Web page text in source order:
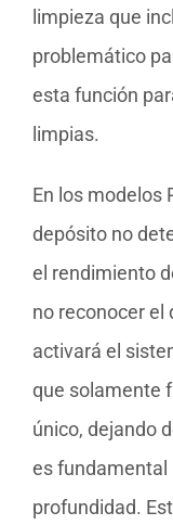
limpieza que
problemático
esta función
limpias.
En los modelos
depósito no
el rendimiento
no reconocer el
activará el
que solamente
único, dejando
es fundamental
profundidad.